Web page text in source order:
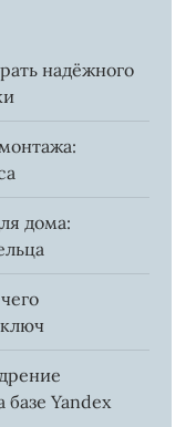
надёжного
дома:
Yandex